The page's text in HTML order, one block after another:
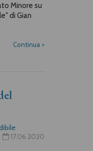
Minore su
di Gian
Continua >
17.06.2020